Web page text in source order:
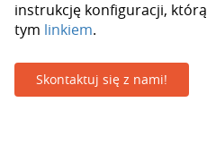
instrukcję konfiguracji,
tym linkiem.
Skontaktuj się z nami!